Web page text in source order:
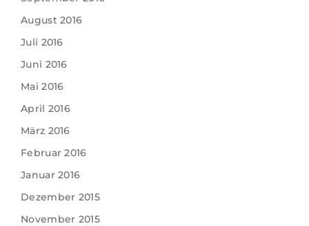
August 2016
Juli 2016
Juni 2016
Mai 2016
April 2016
März 2016
Februar 2016
Januar 2016
Dezember 2015
November 2015